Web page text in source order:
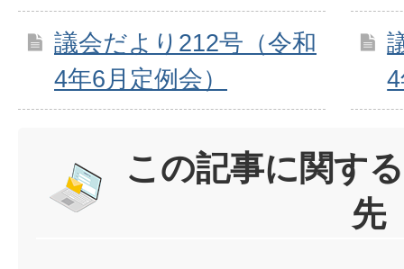
議会だより212号（令和
4年6月定例会）
この記事に関す
先